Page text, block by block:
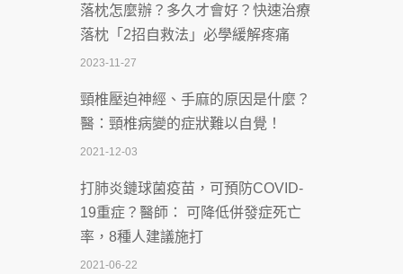
體溫飆破41度！醫連收兩例中暑病例：
致死率達8成
2026-07-07
深耕萬華55年 西園醫院回顧發展歷程與
智慧 醫療布局
2026-07-06
【115年臺北市「防癌保衛戰：健康好禮
一手刮」】 宣導
2026-07-02
落枕怎麼辦？多久才會好？快速治療
落枕「2招自救法」必學緩解疼痛
2023-11-27
頸椎壓迫神經、手麻的原因是什麼？
醫：頸椎病變的症狀難以自覺！
2021-12-03
打肺炎鏈球菌疫苗，可預防COVID-
19重症？醫師： 可降低併發症死亡
率，8種人建議施打
2021-06-22